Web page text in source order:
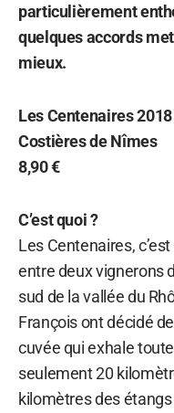
particulièrement
quelques accords
mieux.
Les Centenaires 2018
Costières de Nîmes
8,90 €
C’est quoi ?
Les Centenaires,
entre deux vignerons
sud de la vallée du
François ont décidé
cuvée qui exhale
seulement 20
kilomètres des